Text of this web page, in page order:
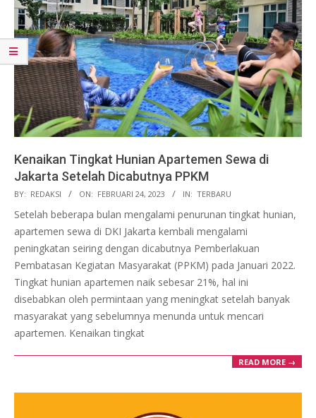
Kenaikan Tingkat Hunian Apartemen Sewa di
Jakarta Setelah Dicabutnya PPKM
2023-
02-
BY: REDAKSI ON: FEBRUARI 24, 2023 IN: TERBARU
Setelah beberapa bulan mengalami penurunan tingkat hunian,
apartemen sewa di DKI Jakarta kembali mengalami
peningkatan seiring dengan dicabutnya Pemberlakuan
Pembatasan Kegiatan Masyarakat (PPKM) pada Januari 2022.
Tingkat hunian apartemen naik sebesar 21%, hal ini
disebabkan oleh permintaan yang meningkat setelah banyak
masyarakat yang sebelumnya menunda untuk mencari
apartemen. Kenaikan tingkat
READ MORE →